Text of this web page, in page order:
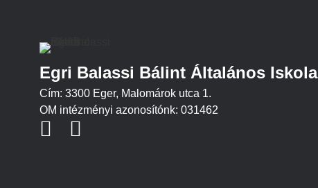
Egri Balassi Bálint Általános Iskola
Cím: 3300 Eger, Malomárok utca 1.
OM intézményi azonosítónk: 031462